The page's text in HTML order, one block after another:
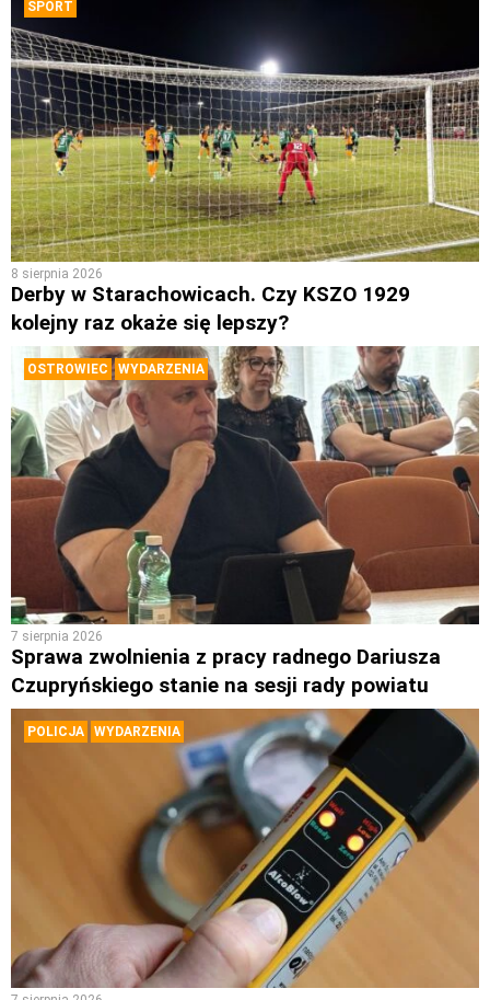
SPORT
8 sierpnia 2026
Derby w Starachowicach. Czy KSZO 1929
kolejny raz okaże się lepszy?
OSTROWIEC WYDARZENIA
7 sierpnia 2026
Sprawa zwolnienia z pracy radnego Dariusza
Czupryńskiego stanie na sesji rady powiatu
POLICJA WYDARZENIA